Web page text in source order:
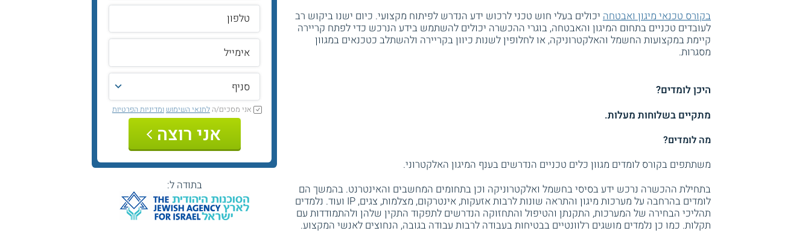
בקורס טכנאי מיגון ואבטחה יכולים בעלי חוש טכני לרכוש ידע הנדרש לפיתוח מקצועי. כיום ישנו ביקוש רב
לעובדים טכניים בתחום המיגון והאבטחה, בוגרי ההכשרה יכולים להשתמש בידע הנרכש כדי לפתח קריירה
קיימת במקצועות החשמל והאלקטרוניקה, או לחלופין לשנות כיוון בקריירה ולהשתלב כטכנאים במגוון
מסגרות.
היכן לומדים?
מתקיים בשלוחות מעלות.
מה לומדים?
משתתפים בקורס לומדים מגוון כלים טכניים הנדרשים בענף המיגון האלקטרוני.
בתחילת ההכשרה נרכש ידע בסיסי בחשמל ואלקטרוניקה וכן בתחומים המחשבים והאינטרנט. בהמשך הם
לומדים בהרחבה על מערכות מיגון והתראה שונות לרבות אזעקות, אינטרקום, מצלמות, צגים, IP ועוד. נלמדים
תהליכי הבחירה של המערכות, התקנתן והטיפול והתחזוקה הנדרשים לתפקוד התקין שלהן ולהתמודדות עם
תקלות. כמו כן נלמדים מושגים רלוונטיים בבטיחות בעבודה לרבות עבודה בגובה, הנחוצים לאנשי המקצוע.
אני מסכים/הלתנאי השימוש ומדיניות הפרטיות
אני רוצה
בתודה ל: